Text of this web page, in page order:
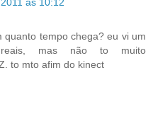
tempo chega? eu vi um
mas não to muito
to mto afim do kinect